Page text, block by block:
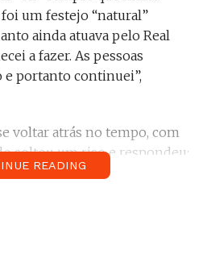
um festejo “natural”
ainda atuava pelo Real
a fazer. As pessoas
e portanto continuei”,
voltar atrás no tempo, com
soltou um riso e respondeu:
muitos jogadores com quem
READING